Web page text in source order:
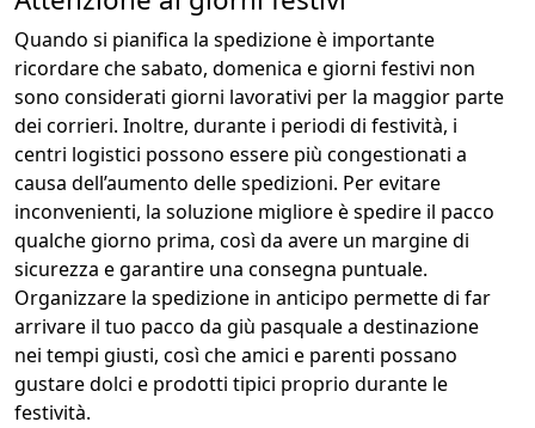
Quando si pianifica la spedizione è importante
ricordare che sabato, domenica e giorni festivi non
sono considerati giorni lavorativi per la maggior parte
dei corrieri. Inoltre, durante i periodi di festività, i
centri logistici possono essere più congestionati a
causa dell’aumento delle spedizioni. Per evitare
inconvenienti, la soluzione migliore è spedire il pacco
qualche giorno prima, così da avere un margine di
sicurezza e garantire una consegna puntuale.
Organizzare la spedizione in anticipo permette di far
arrivare il tuo pacco da giù pasquale a destinazione
nei tempi giusti, così che amici e parenti possano
gustare dolci e prodotti tipici proprio durante le
festività.